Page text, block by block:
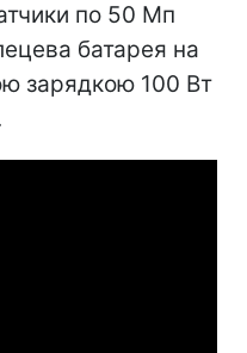
по 50 Мп
батарея на
зарядкою 100 Вт